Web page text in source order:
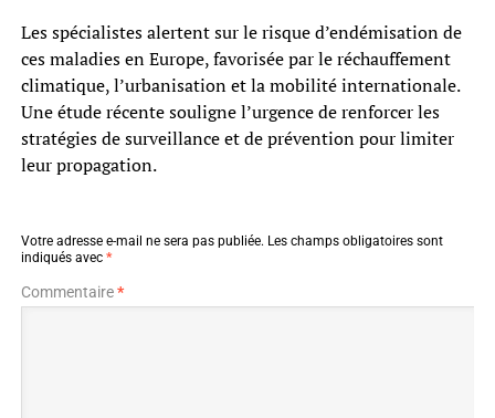
Les spécialistes alertent sur le risque d’endémisation de
ces maladies en Europe, favorisée par le réchauffement
climatique, l’urbanisation et la mobilité internationale.
Une étude récente souligne l’urgence de renforcer les
stratégies de surveillance et de prévention pour limiter
leur propagation.
Votre adresse e-mail ne sera pas publiée. Les champs obligatoires sont
indiqués avec *
Commentaire*